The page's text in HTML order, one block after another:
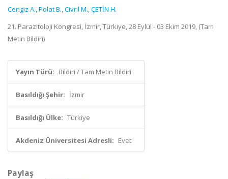
Cengiz A.,Polat B.,Civril M.,ÇETİN H.
21. Parazitoloji Kongresi, İzmir, Türkiye, 28 Eylül - 03 Ekim 2019, (Tam
Metin Bildiri)
Yayın Türü: Bildiri / Tam Metin Bildiri
Basıldığı Şehir: İzmir
Basıldığı Ülke: Türkiye
Akdeniz Üniversitesi Adresli: Evet
Paylaş